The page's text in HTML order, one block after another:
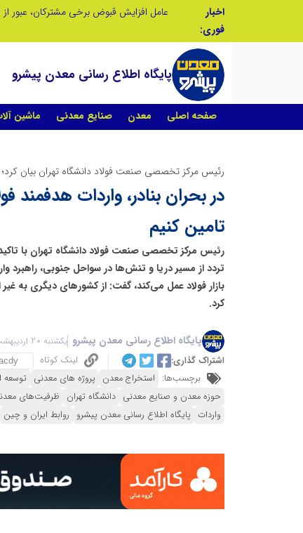
اخبار
فوری:
پایگاه اطلاع رسانی معدن پیشرو
صفحه اصلی معدن صنایع معدنی ماشین
رئیس مرکز تخصصی صنعت فولاد دانشگاه تهران بیان کرد؛
در بحران بنادر، واردات هدفمند
تامین کنیم
رئیس مرکز تخصصی صنعت فولاد دانشگاه تهران با
تردد از مسیر دریا و تنش‌ها در سواحل جنوبی، راهبرد
بازار فولاد عمل می‌کند، گفت: از کشورهای دیگری به
کرد.
پایگاه اطلاع رسانی معدن پیشرو یکشنبه 20 اردیبهشت 1405 - 05:24
اشتراک گذاری:
لینک کوتاه
برچسب‌ها: استخراج معدن پروژه های معدنی توسعه
حوزه معدن و صنایع معدنی دانشگاه تهران ظرفیت‌های
واردات پایگاه اطلاع رسانی معدن پیشرو روابط ایران و چین